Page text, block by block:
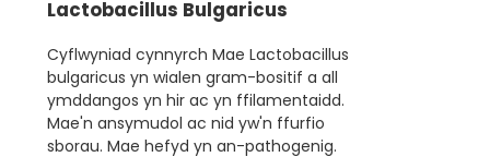
Lactobacillus Bulgaricus
Cyflwyniad cynnyrch Mae Lactobacillus
bulgaricus yn wialen gram-bositif a all
ymddangos yn hir ac yn ffilamentaidd.
Mae'n ansymudol ac nid yw'n ffurfio
sborau. Mae hefyd yn an-pathogenig.